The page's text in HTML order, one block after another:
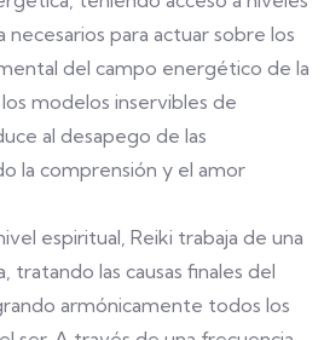
necesarios para actuar sobre los
del campo energético de la
modelos inservibles de
al desapego de las
la comprensión y el amor
espiritual, Reiki trabaja de una
tratando las causas finales del
armónicamente todos los